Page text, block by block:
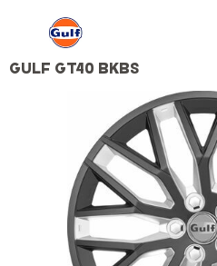
GULF GT40 BKBS